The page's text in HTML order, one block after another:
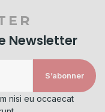
Newsletter
S’abonner
nisi eu occaecat